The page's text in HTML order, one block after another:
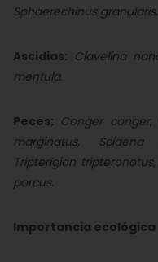
Sphaerechinus granularis.
Ascidias: Clavelina
mentula.
Peces: Conger conger,
marginatus, Sciaena
Tripterigion tripteronotus,
porcus.
Importancia ecológica